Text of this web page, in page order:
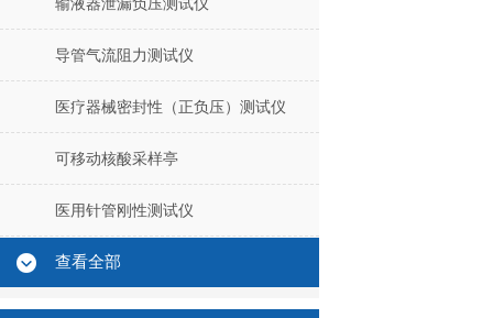
输液器泄漏负压测试仪
导管气流阻力测试仪
医疗器械密封性（正负压）测试仪
可移动核酸采样亭
医用针管刚性测试仪
查看全部